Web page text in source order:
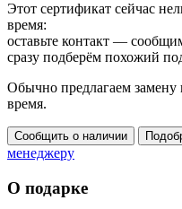
Этот сертификат сейчас
время:
оставьте контакт —
сразу подберём похожий
Обычно предлагаем замену
время.
Сообщить о наличии
менеджеру
О подарке